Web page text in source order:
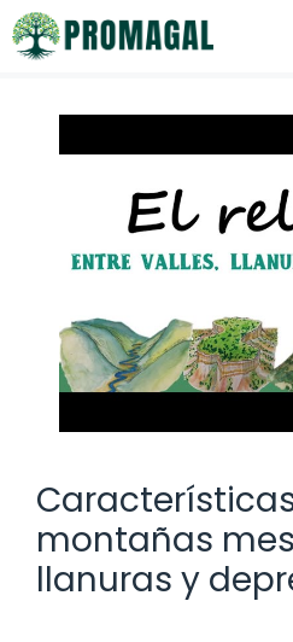
Saltar
al
montañas
llanuras y